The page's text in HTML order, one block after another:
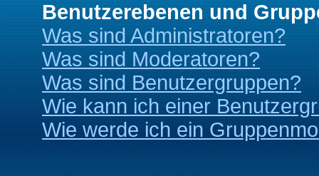
Benutzerebenen und
Was sind Administratoren?
Was sind Moderatoren?
Was sind Benutzergruppen?
Wie kann ich einer
Wie werde ich ein